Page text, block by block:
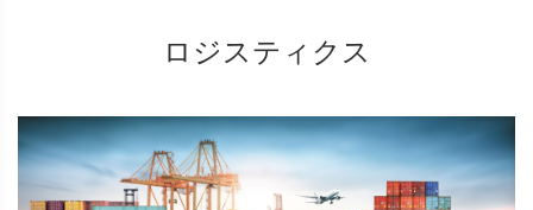
ロジスティクス